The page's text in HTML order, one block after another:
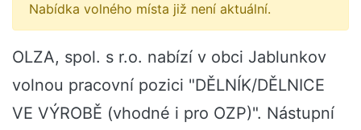
Nabídka volného místa již není aktuální.
OLZA, spol. s r.o. nabízí v obci Jablunkov
volnou pracovní pozici "DĚLNÍK/DĚLNICE
VE VÝROBĚ (vhodné i pro OZP)". Nástupní